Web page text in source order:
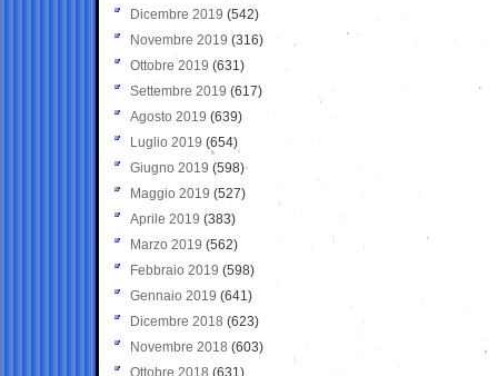
Dicembre 2019 (542)
Novembre 2019 (316)
Ottobre 2019 (631)
Settembre 2019 (617)
Agosto 2019 (639)
Luglio 2019 (654)
Giugno 2019 (598)
Maggio 2019 (527)
Aprile 2019 (383)
Marzo 2019 (562)
Febbraio 2019 (598)
Gennaio 2019 (641)
Dicembre 2018 (623)
Novembre 2018 (603)
Ottobre 2018 (631)